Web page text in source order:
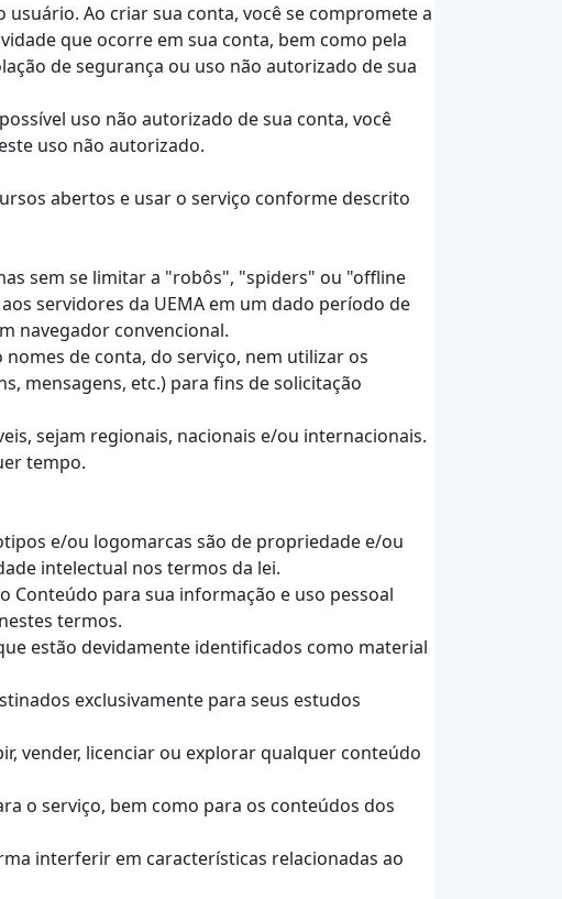
Ao criar sua conta, você se compromete a
que ocorre em sua conta, bem como pela
de segurança ou uso não autorizado de sua
uso não autorizado de sua conta, você
uso não autorizado.
abertos e usar o serviço conforme descrito
sem se limitar a "robôs", "spiders" ou "offline
servidores da UEMA em um dado período de
navegador convencional.
de conta, do serviço, nem utilizar os
mensagens, etc.) para fins de solicitação
sejam regionais, nacionais e/ou internacionais.
tempo.
e/ou logomarcas são de propriedade e/ou
intelectual nos termos da lei.
Conteúdo para sua informação e uso pessoal
termos.
estão devidamente identificados como material
exclusivamente para seus estudos
vender, licenciar ou explorar qualquer conteúdo
o serviço, bem como para os conteúdos dos
interferir em características relacionadas ao